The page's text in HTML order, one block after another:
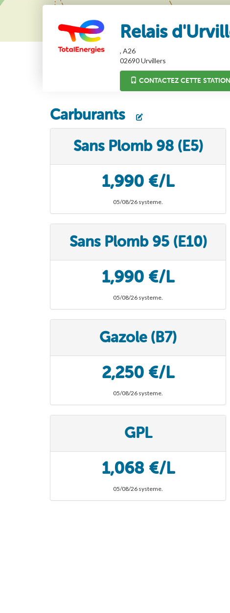
Relais
, A26
02690 Urvillers
CONTACTEZ CETTE STATION
Carburants
Sans Plomb 98 (E5)
1,990 €/L
05/08/26 systeme.
Sans Plomb 95 (E10)
1,990 €/L
05/08/26 systeme.
Gazole (B7)
2,250 €/L
05/08/26 systeme.
GPL
1,068 €/L
05/08/26 systeme.